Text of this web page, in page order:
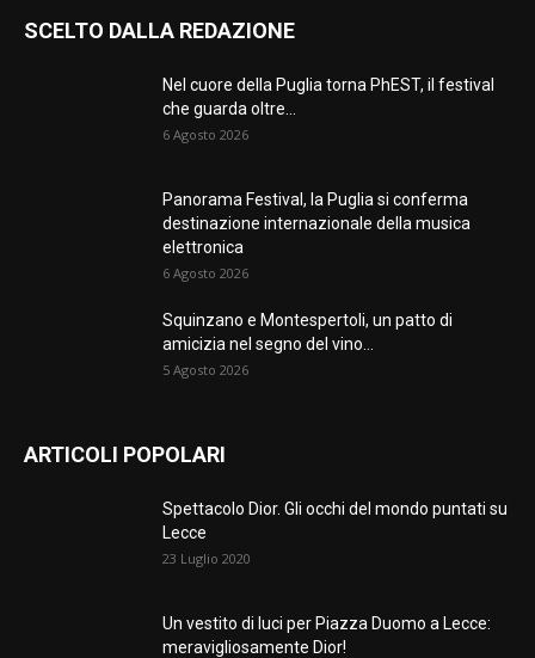
SCELTO DALLA REDAZIONE
Nel cuore della Puglia torna PhEST, il festival
che guarda oltre...
6 Agosto 2026
Panorama Festival, la Puglia si conferma
destinazione internazionale della musica
elettronica
6 Agosto 2026
Squinzano e Montespertoli, un patto di
amicizia nel segno del vino...
5 Agosto 2026
ARTICOLI POPOLARI
Spettacolo Dior. Gli occhi del mondo puntati su
Lecce
23 Luglio 2020
Un vestito di luci per Piazza Duomo a Lecce:
meravigliosamente Dior!